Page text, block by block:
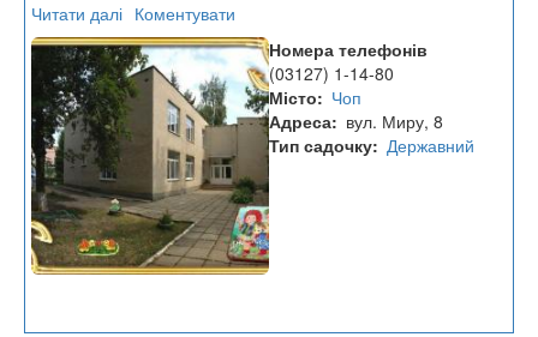
Читати далі про
Дошкільний
навчальний
заклад
“Казка”
Коментувати
Номера телефонів
(03127) 1-14-80
Місто
Чоп
Адреса
вул. Миру, 8
Тип садочку Державний